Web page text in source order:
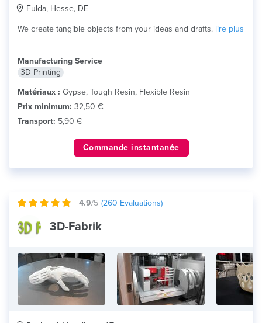
Fulda, Hesse, DE
We create tangible objects from your ideas and drafts. lire plus
Manufacturing Service
3D Printing
Matériaux : Gypse, Tough Resin, Flexible Resin
Prix minimum: 32,50 €
Transport: 5,90 €
Commande instantanée
4.9/5 (260 Evaluations)
3D-Fabrik